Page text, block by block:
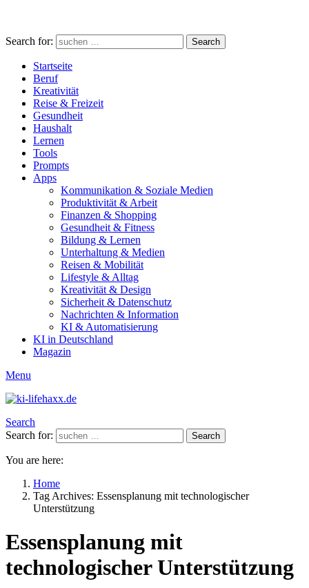
Search for: Search
Startseite
Beruf
Kreativität
Reise & Freizeit
Gesundheit
Haushalt
Lernen
Tools
Prompts
Apps
Kommunikation & Soziale Medien
Produktivität & Arbeit
Finanzen & Shopping
Gesundheit & Fitness
Bildung & Lernen
Unterhaltung & Medien
Reisen & Mobilität
Lifestyle & Alltag
Kreativität & Design
Sicherheit & Datenschutz
Nachrichten & Information
KI & Automatisierung
KI in Deutschland
Magazin
Menu
Search
Search for:
Search
You are here:
Home
Tag Archives: Essensplanung mit technologischer
Unterstützung
Essensplanung mit
technologischer Unterstützung